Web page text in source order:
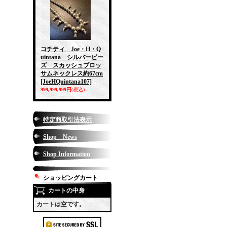
コチティ Joe・H・Q
uintana シルバービー
ズ スカッシュブロッ
サムネックレス約67cm
[JoeHQuintana107]
999,999,999円(税込)
特定商取引法表示
Shop News
Shop Information
ショッピングカート
カートの中身
カートは空です。